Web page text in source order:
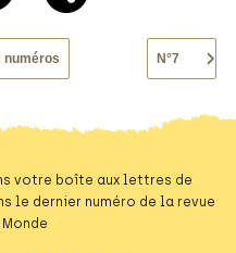
numéros N°7
votre boîte aux lettres de
le dernier numéro de la revue